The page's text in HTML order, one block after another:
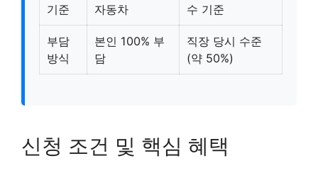
기준
자동차
수 기준
부담
방식
본인 100% 부
담
직장 당시 수준
(약 50%)
신청 조건 및 핵심 혜택